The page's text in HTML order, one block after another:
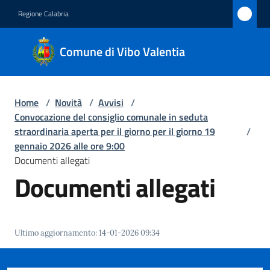
Regione Calabria
Comune di Vibo Valentia
Comune
di Vibo
Valentia
Amministrazione
Novità
Menu selezionato
Servizi
Vivere
Home / Novità / Avvisi /
Convocazione del consiglio comunale in seduta
straordinaria aperta per il giorno per il giorno 19
gennaio 2026 alle ore 9:00
/
Documenti allegati
Documenti allegati
Ultimo aggiornamento:14-01-2026 09:34